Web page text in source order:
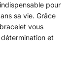
pour
sa vie. Grâce
vous
et